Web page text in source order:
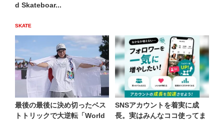
d Skateboar...
SKATE
最後の最後に決め切ったベス
トトリックで大逆転「World
SNSアカウントを着実に成
長。実はみんなココ使ってま